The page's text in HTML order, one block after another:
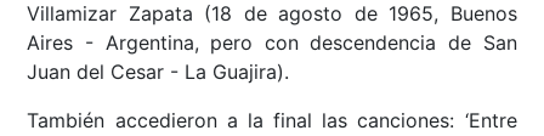
Villamizar Zapata (18 de agosto de 1965, Buenos
Aires - Argentina, pero con descendencia de San
Juan del Cesar - La Guajira).
También accedieron a la final las canciones: ‘Entre